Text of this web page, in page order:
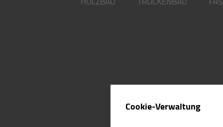
Cookie-Verwaltung